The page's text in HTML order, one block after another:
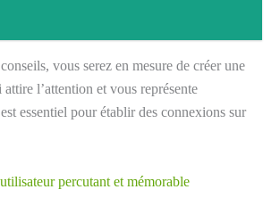
vous serez en mesure de créer une
l’attention et vous représente
essentiel pour établir des connexions sur
percutant et mémorable